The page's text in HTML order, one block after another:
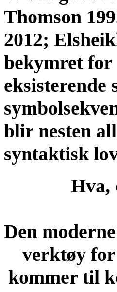
Thomson
2012;
bekymret for
blir nesten
syntaktisk
Hva,
Den
verktøy
kommer til